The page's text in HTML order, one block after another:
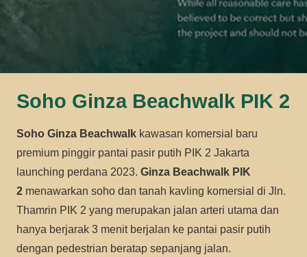
Soho Ginza Beachwalk PIK 2
Soho Ginza Beachwalk kawasan komersial baru
premium pinggir pantai pasir putih PIK 2 Jakarta
launching perdana 2023. Ginza Beachwalk PIK
2 menawarkan soho dan tanah kavling komersial di Jln.
Thamrin PIK 2 yang merupakan jalan arteri utama dan
hanya berjarak 3 menit berjalan ke pantai pasir putih
dengan pedestrian beratap sepanjang jalan.